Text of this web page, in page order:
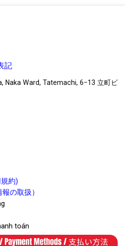
記
Naka Ward, Tatemachi, 6−13 立町ビ
約)
の取扱）
toán